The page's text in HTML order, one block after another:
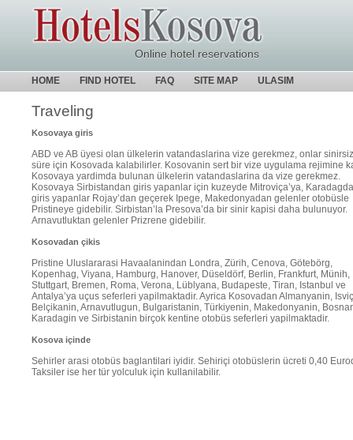
Online hotel reservations
HOME FIND HOTEL FAQ SITE MAP ULASIM
Traveling
Kosovaya giris
ABD ve AB üyesi olan ülkelerin vatandaslarina vize gerekmez, onlar
süre için Kosovada kalabilirler. Kosovanin sert bir vize uygulama rejimine
Kosovaya yardimda bulunan ülkelerin vatandaslarina da vize gerekmez.
Kosovaya Sirbistandan giris yapanlar için kuzeyde Mitroviça’ya,
giris yapanlar Rojay’dan geçerek Ipege, Makedonyadan gelenler otobüsle
Pristineye gidebilir. Sirbistan’la Presova’da bir sinir kapisi daha bulunuyor.
Arnavutluktan gelenler Prizrene gidebilir.
Kosovadan çikis
Pristine Uluslararasi Havaalanindan Londra, Zürih, Cenova, Götebörg,
Kopenhag, Viyana, Hamburg, Hanover, Düseldörf, Berlin, Frankfurt, Münih,
Stuttgart, Bremen, Roma, Verona, Lüblyana, Budapeste, Tiran, Istanbul ve
Antalya’ya uçus seferleri yapilmaktadir. Ayrica Kosovadan Almanyanin,
Belçikanin, Arnavutlugun, Bulgaristanin, Türkiyenin, Makedonyanin,
Karadagin ve Sirbistanin birçok kentine otobüs seferleri yapilmaktadir.
Kosova içinde
Sehirler arasi otobüs baglantilari iyidir. Sehiriçi otobüslerin ücreti 0,40
Taksiler ise her tür yolculuk için kullanilabilir.